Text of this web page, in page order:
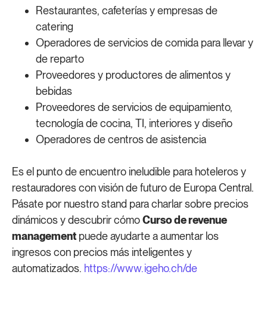
Restaurantes, cafeterías y empresas de
catering
Operadores de servicios de comida para llevar y
de reparto
Proveedores y productores de alimentos y
bebidas
Proveedores de servicios de equipamiento,
tecnología de cocina, TI, interiores y diseño
Operadores de centros de asistencia
Es el punto de encuentro ineludible para hoteleros y
restauradores con visión de futuro de Europa Central.
Pásate por nuestro stand para charlar sobre precios
dinámicos y descubrir cómoCurso de revenue
management puede ayudarte a aumentar los
ingresos con precios más inteligentes y
automatizados. https://www.igeho.ch/de